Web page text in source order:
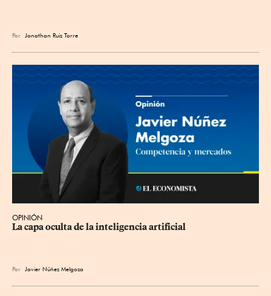
Por Jonathan Ruiz Torre
OPINIÓN
La capa oculta de la inteligencia artificial
Por Javier Núñez Melgoza